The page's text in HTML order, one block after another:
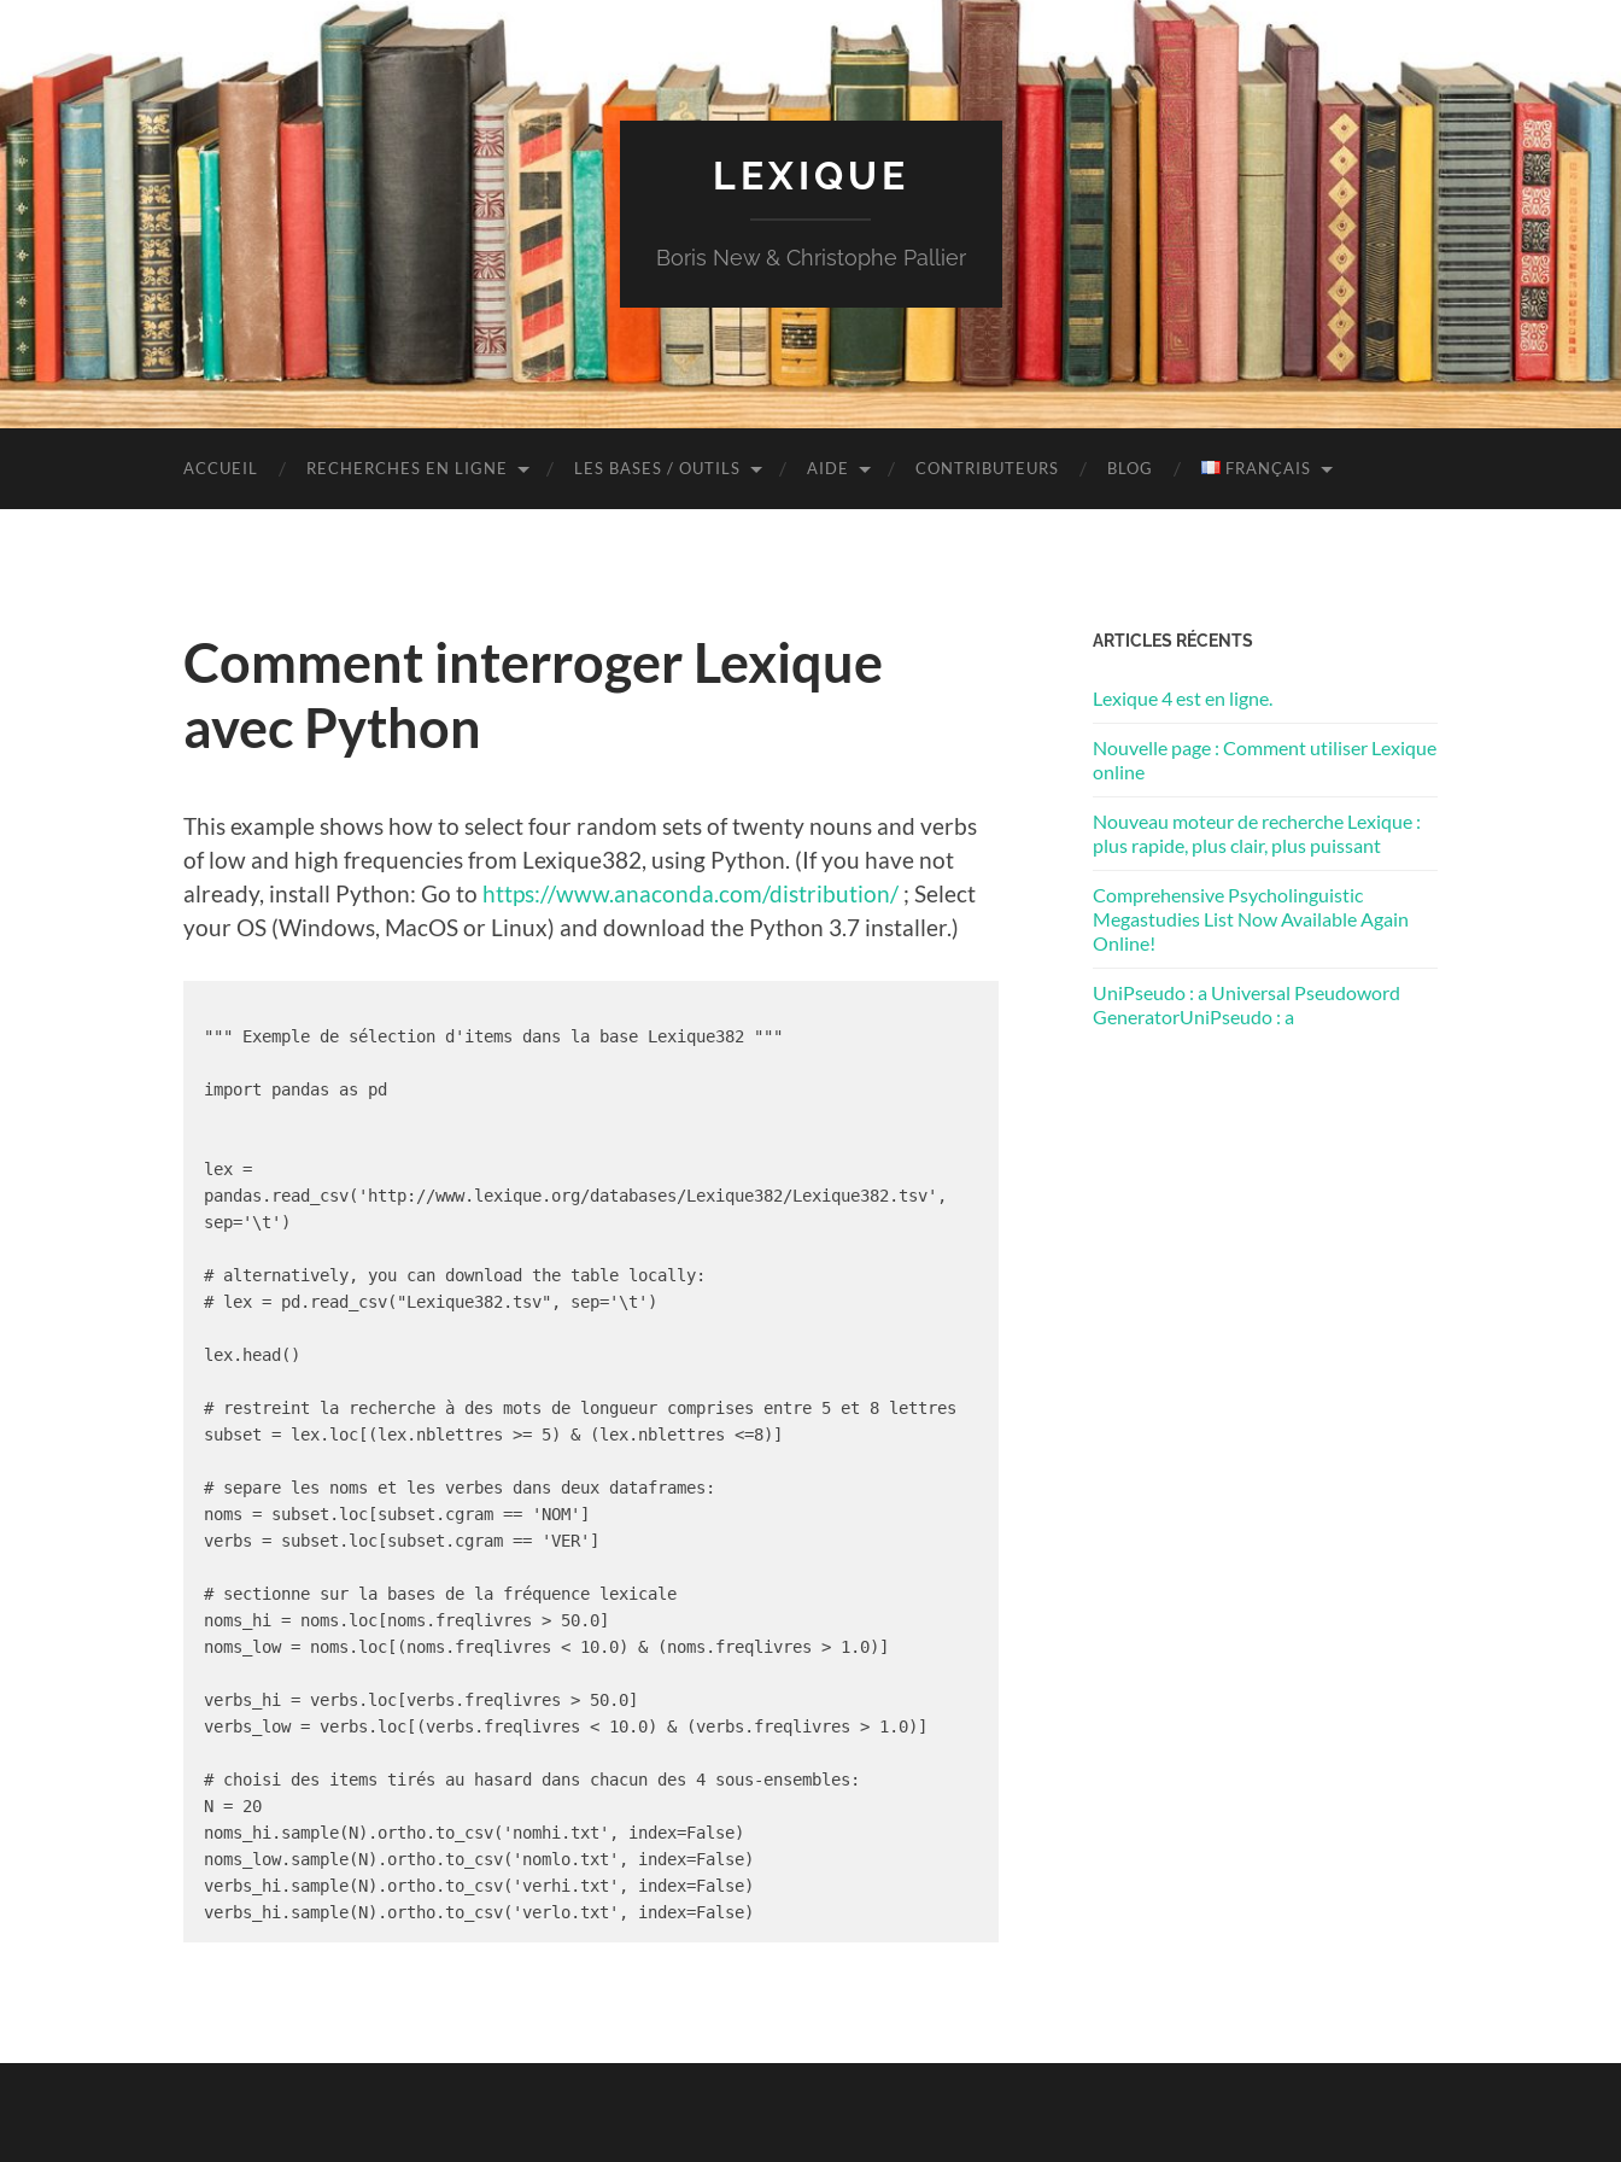
LEXIQUE
Boris New & Christophe Pallier
ACCUEIL RECHERCHES EN LIGNE LES BASES / OUTILS AIDE CONTRIBUTEURS BLOG FRANÇAIS
Comment interroger Lexique
avec Python
This example shows how to select four random sets of twenty nouns and verbs
of low and high frequencies from Lexique382, using Python. (If you have not
already, install Python: Go to https://www.anaconda.com/distribution/ ; Select
your OS (Windows, MacOS or Linux) and download the Python 3.7 installer.)
""" Exemple de sélection d'items dans la base Lexique382 """
import pandas as pd
lex =
pandas.read_csv('http://www.lexique.org/databases/Lexique382/Lexique382.tsv',
sep='\t')
# alternatively, you can download the table locally:
# lex = pd.read_csv("Lexique382.tsv", sep='\t')
lex.head()
# restreint la recherche à des mots de longueur comprises entre 5 et 8 lettres
subset = lex.loc[(lex.nblettres >= 5) & (lex.nblettres <=8)]
# separe les noms et les verbes dans deux dataframes:
noms = subset.loc[subset.cgram == 'NOM']
verbs = subset.loc[subset.cgram == 'VER']
# sectionne sur la bases de la fréquence lexicale
noms_hi = noms.loc[noms.freqlivres > 50.0]
noms_low = noms.loc[(noms.freqlivres < 10.0) & (noms.freqlivres > 1.0)]
verbs_hi = verbs.loc[verbs.freqlivres > 50.0]
verbs_low = verbs.loc[(verbs.freqlivres < 10.0) & (verbs.freqlivres > 1.0)]
# choisi des items tirés au hasard dans chacun des 4 sous-ensembles:
N = 20
noms_hi.sample(N).ortho.to_csv('nomhi.txt', index=False)
noms_low.sample(N).ortho.to_csv('nomlo.txt', index=False)
verbs_hi.sample(N).ortho.to_csv('verhi.txt', index=False)
ARTICLES RÉCENTS
Lexique 4 est en ligne.
Nouvelle page : Comment utiliser Lexique
online
Nouveau moteur de recherche Lexique :
plus rapide, plus clair, plus puissant
Comprehensive Psycholinguistic
Megastudies List Now Available Again
Online!
UniPseudo : a Universal Pseudoword
GeneratorUniPseudo : a